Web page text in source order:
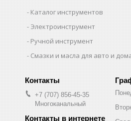
Каталог инструментов
Электроинструмент
Ручной инструмент
Смазки и масла для авто и
+7 (707) 856-45-35
Многоканальный